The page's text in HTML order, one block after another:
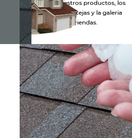
Explora nuestros productos, los
colores de las tejas y la galería
de viviendas.